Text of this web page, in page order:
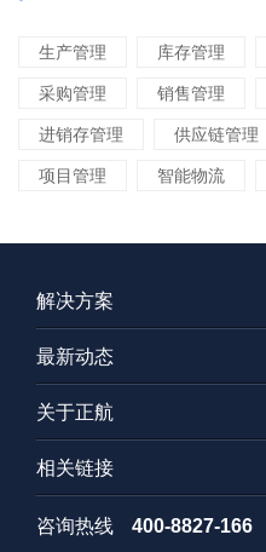
生产管理 库存管理
采购管理 销售管理
进销存管理 供应链管理
项目管理 智能物流
解决方案
最新动态
关于正航
相关链接
咨询热线 400-8827-166